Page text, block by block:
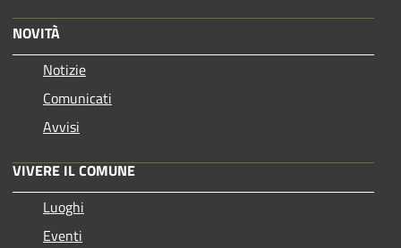
NOVITÀ
Notizie
Comunicati
Avvisi
VIVERE IL COMUNE
Luoghi
Eventi